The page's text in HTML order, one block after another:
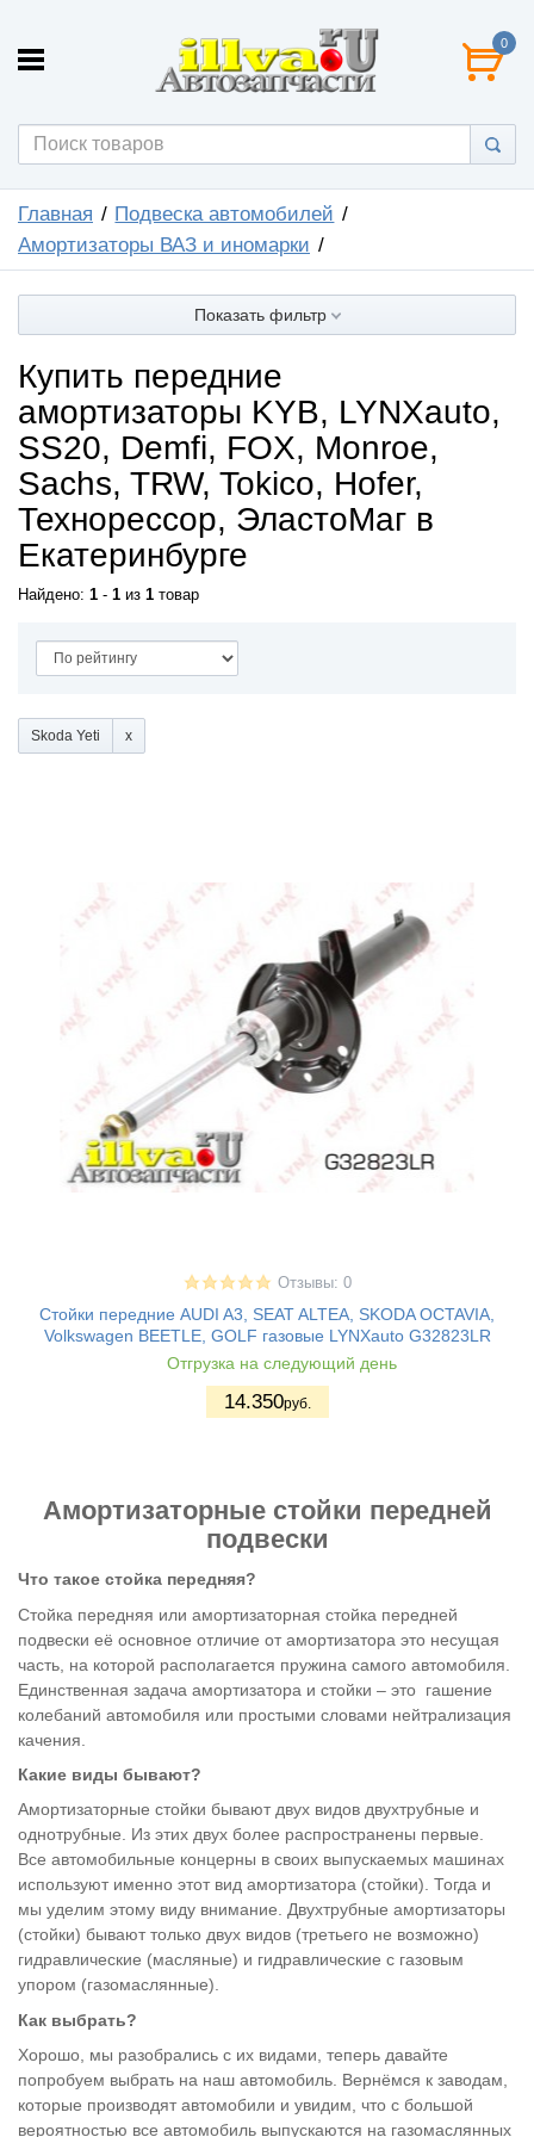
0
Главная
Подвеска автомобилей
Амортизаторы ВАЗ и иномарки
Показать фильтр
Купить передние
амортизаторы KYB, LYNXauto,
SS20, Demfi, FOX, Monroe,
Sachs, TRW, Tokico, Hofer,
Технорессор, ЭластоМаг в
Екатеринбурге
Найдено: 1 - 1 из 1 товар
Skoda Yeti
Отзывы: 0
Стойки передние AUDI A3, SEAT ALTEA, SKODA OCTAVIA,
Volkswagen BEETLE, GOLF газовые LYNXauto G32823LR
Отгрузка на следующий день
14.350руб.
Амортизаторные стойки передней
подвески
Что такое стойка передняя?
Стойка передняя или амортизаторная стойка передней
подвески её основное отличие от амортизатора это несущая
часть, на которой располагается пружина самого автомобиля.
Единственная задача амортизатора и стойки – это гашение
колебаний автомобиля или простыми словами нейтрализация
качения.
Какие виды бывают?
Амортизаторные стойки бывают двух видов двухтрубные и
однотрубные. Из этих двух более распространены первые.
Все автомобильные концерны в своих выпускаемых машинах
используют именно этот вид амортизатора (стойки). Тогда и
мы уделим этому виду внимание. Двухтрубные амортизаторы
(стойки) бывают только двух видов (третьего не возможно)
гидравлические (масляные) и гидравлические с газовым
упором (газомаслянные).
Как выбрать?
Хорошо, мы разобрались с их видами, теперь давайте
попробуем выбрать на наш автомобиль. Вернёмся к заводам,
которые производят автомобили и увидим, что с большой
вероятностью все автомобиль выпускаются на газомаслянных